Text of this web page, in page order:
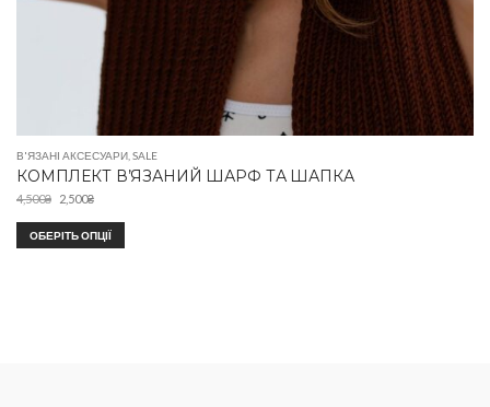
В'ЯЗАНІ АКСЕСУАРИ SALE
КОМПЛЕКТ В’ЯЗАНИЙ ШАРФ ТА ШАПКА
4,500₴ 2,500₴
ОБЕРІТЬ ОПЦІЇ